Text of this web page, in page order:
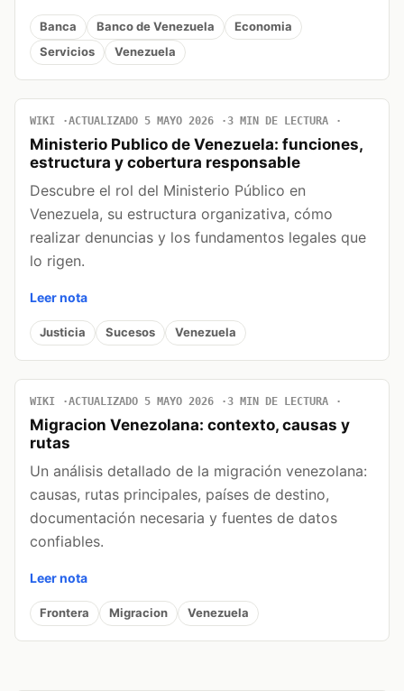
Banca Banco de Venezuela
Economia
Servicios
Venezuela
WIKI ACTUALIZADO 5 MAYO 2026 3 MIN DE LECTURA
Ministerio Publico de Venezuela: funciones,
estructura y cobertura responsable
Descubre el rol del Ministerio Público en
Venezuela, su estructura organizativa, cómo
realizar denuncias y los fundamentos legales que
lo rigen.
Leer nota
Justicia Sucesos Venezuela
WIKI ACTUALIZADO 5 MAYO 2026 3 MIN DE LECTURA
Migracion Venezolana: contexto, causas y
rutas
Un análisis detallado de la migración venezolana:
causas, rutas principales, países de destino,
documentación necesaria y fuentes de datos
confiables.
Leer nota
Frontera Migracion Venezuela